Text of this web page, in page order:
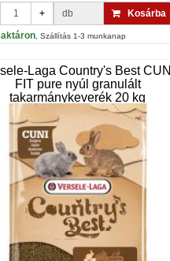
+ db
Kosárba
, Szállítás 1-3 munkanap
Laga Country's Best CUNI
FIT pure nyúl granulált
takarmánykeverék 20 kg